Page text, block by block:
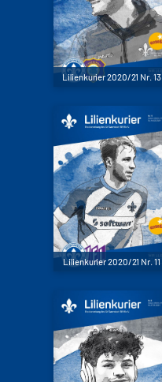
Lilienkurier 2020/21 Nr. 13
Lilienkurier 2020/21 Nr. 11